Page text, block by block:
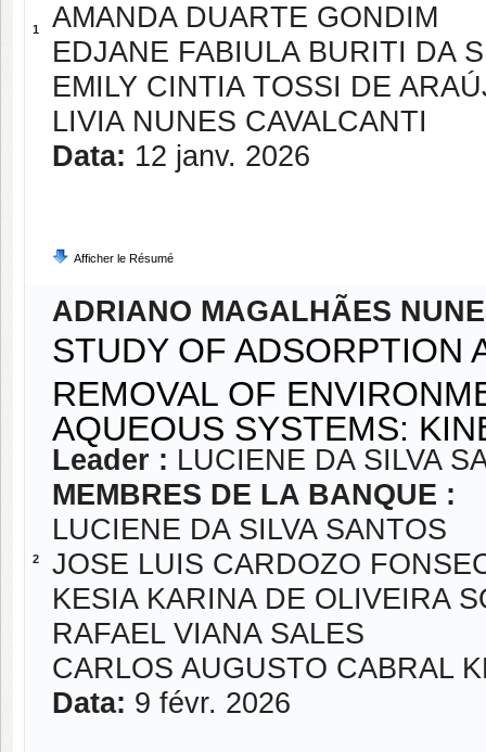
1
AMANDA DUARTE GONDIM
EDJANE FABIULA BURITI DA
EMILY CINTIA TOSSI DE
LIVIA NUNES CAVALCANTI
Data: 12 janv. 2026
Afficher le Résumé
2
ADRIANO MAGALHÃES
STUDY OF ADSORPTION
REMOVAL OF
AQUEOUS SYSTEMS:
Leader : LUCIENE DA SILVA
MEMBRES DE LA BANQUE :
LUCIENE DA SILVA SANTOS
JOSE LUIS CARDOZO
KESIA KARINA DE OLIVEIRA
RAFAEL VIANA SALES
CARLOS AUGUSTO CABRAL
Data: 9 févr. 2026